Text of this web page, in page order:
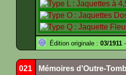
Édition originale : 03/1911
021 Mémoires d'Outre-